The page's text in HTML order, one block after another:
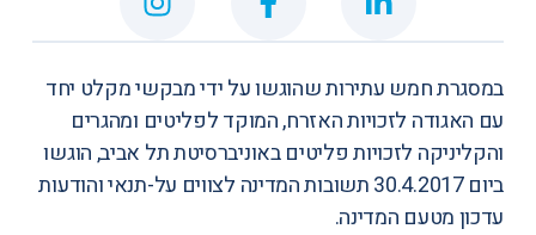
במסגרת חמש עתירות שהוגשו על ידי מבקשי מקלט יחד
עם האגודה לזכויות האזרח, המוקד לפליטים ומהגרים
והקליניקה לזכויות פליטים באוניברסיטת תל אביב, הוגשו
ביום 30.4.2017 תשובות המדינה לצווים על-תנאי והודעות
עדכון מטעם המדינה.